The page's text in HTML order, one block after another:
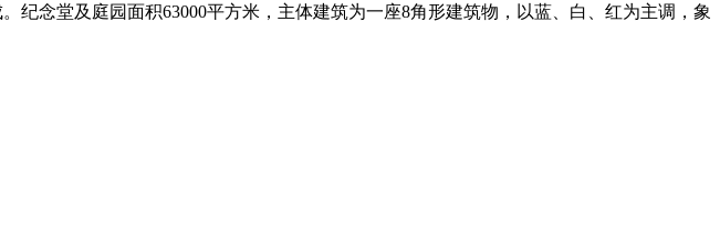
纪念堂及庭园面积63000平方米，主体建筑为一座8角形建筑物，以蓝、白、红为主调，象